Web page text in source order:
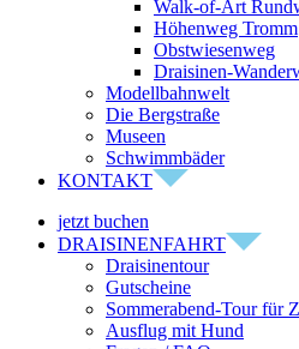
Walk-of-Art
Höhenweg Tromm
Obstwiesenweg
Draisinen-
Modellbahnwelt
Die Bergstraße
Museen
Schwimmbäder
KONTAKT
jetzt buchen
DRAISINENFAHRT
Draisinentour
Gutscheine
Sommerabend-Tour für
Ausflug mit Hund